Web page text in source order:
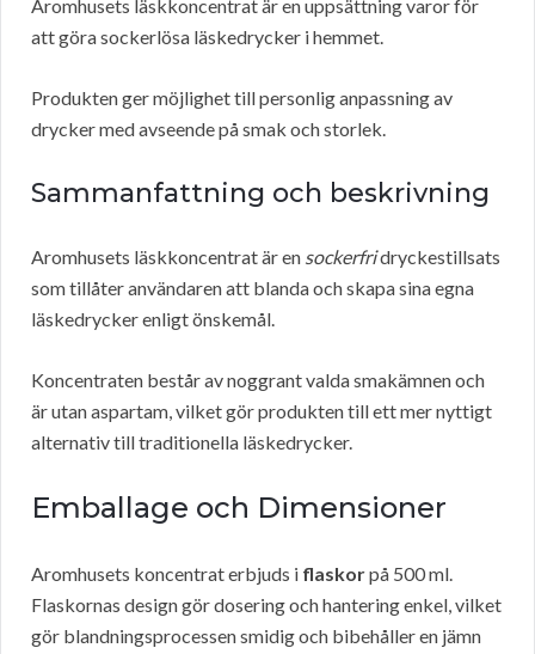
Aromhusets läskkoncentrat är en uppsättning varor för
att göra sockerlösa läskedrycker i hemmet.
Produkten ger möjlighet till personlig anpassning av
drycker med avseende på smak och storlek.
Sammanfattning och beskrivning
Aromhusets läskkoncentrat är en sockerfridryckestillsats
som tillåter användaren att blanda och skapa sina egna
läskedrycker enligt önskemål.
Koncentraten består av noggrant valda smakämnen och
är utan aspartam, vilket gör produkten till ett mer nyttigt
alternativ till traditionella läskedrycker.
Emballage och Dimensioner
Aromhusets koncentrat erbjuds i flaskorpå 500 ml.
Flaskornas design gör dosering och hantering enkel, vilket
gör blandningsprocessen smidig och bibehåller en jämn